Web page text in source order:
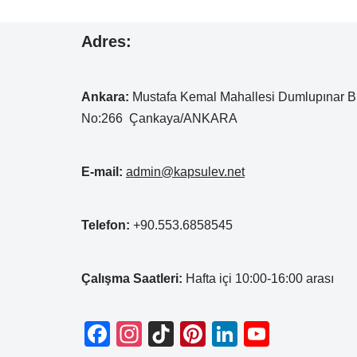
Adres:
Ankara: Mustafa Kemal
Mahallesi Dumlupınar
No:266 Çankaya/ANKARA
E-mail: admin@kapsulev.net
Telefon: +90.553.6858545
Çalışma Saatleri: Hafta içi 10:00-16:00 arası
F
In
Ti
Pi
Li